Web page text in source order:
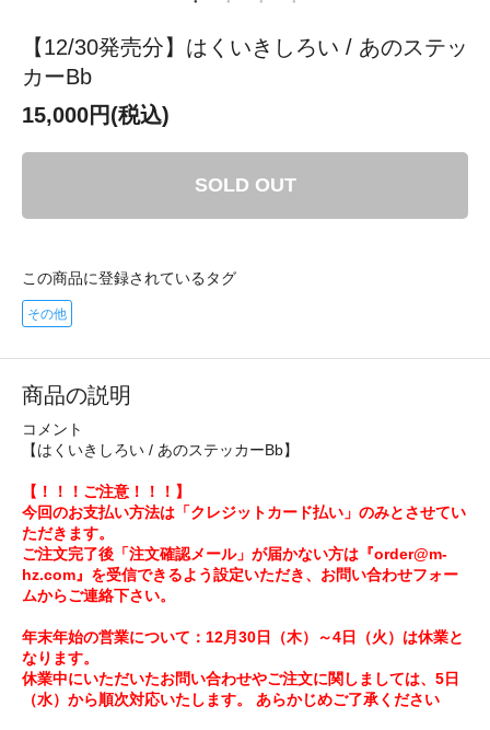
【12/30発売分】はくいきしろい / あのステッ
カーBb
15,000円(税込)
SOLD OUT
この商品に登録されているタグ
その他
商品の説明
コメント
【はくいきしろい / あのステッカーBb】
【！！！ご注意！！！】
今回のお支払い方法は「クレジットカード払い」のみとさせてい
ただきます。
ご注文完了後「注文確認メール」が届かない方は『order@m-
hz.com』を受信できるよう設定いただき、お問い合わせフォー
ムからご連絡下さい。
年末年始の営業について：12月30日（木）～4日（火）は休業と
なります。
休業中にいただいたお問い合わせやご注文に関しましては、5日
（水）から順次対応いたします。 あらかじめご了承ください